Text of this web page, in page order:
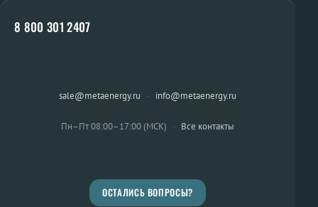
8 800 301 2407
sale@metaenergy.ru · info@metaenergy.ru
Пн–Пт 08:00–17:00 (МСК) · Все контакты
ОСТАЛИСЬ ВОПРОСЫ?